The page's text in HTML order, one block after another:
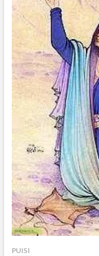
PUISI